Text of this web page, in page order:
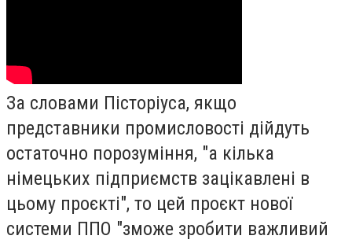
За словами Пісторіуса, якщо
представники промисловості дійдуть
остаточно порозуміння, "а кілька
німецьких підприємств зацікавлені в
цьому проєкті", то цей проєкт нової
системи ППО "зможе зробити важливий